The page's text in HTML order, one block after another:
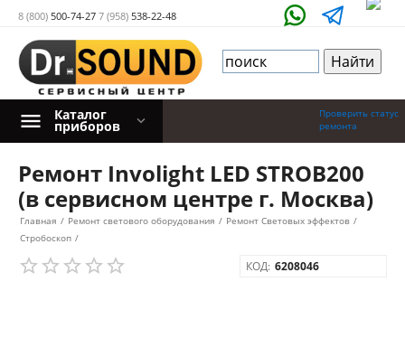
8 (800) 500-74-27 7 (958) 538-22-48
Проверить статус
ремонта
Каталог
приборов
Ремонт Involight LED STROB200
(в сервисном центре г. Москва)
Главная / Ремонт светового оборудования / Ремонт Световых эффектов /
Стробоскоп /
КОД: 6208046